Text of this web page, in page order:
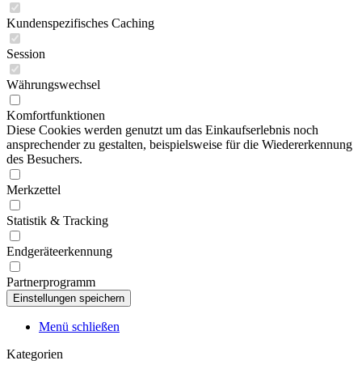
Kundenspezifisches Caching
Session
Währungswechsel
Komfortfunktionen
Diese Cookies werden genutzt um das Einkaufserlebnis noch
ansprechender zu gestalten, beispielsweise für die Wiedererkennung
des Besuchers.
Merkzettel
Statistik & Tracking
Endgeräteerkennung
Partnerprogramm
Menü schließen
Kategorien